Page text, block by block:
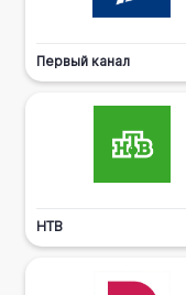
Первый канал
НТВ